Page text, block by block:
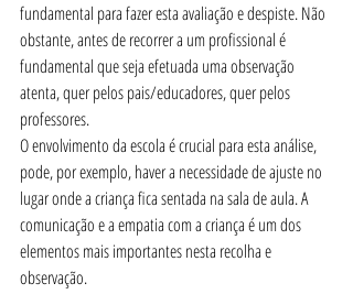
fundamental para fazer esta avaliação e despiste. Não
obstante, antes de recorrer a um profissional é
fundamental que seja efetuada uma observação
atenta, quer pelos pais/educadores, quer pelos
professores.
O envolvimento da escola é crucial para esta análise,
pode, por exemplo, haver a necessidade de ajuste no
lugar onde a criança fica sentada na sala de aula. A
comunicação e a empatia com a criança é um dos
elementos mais importantes nesta recolha e
observação.